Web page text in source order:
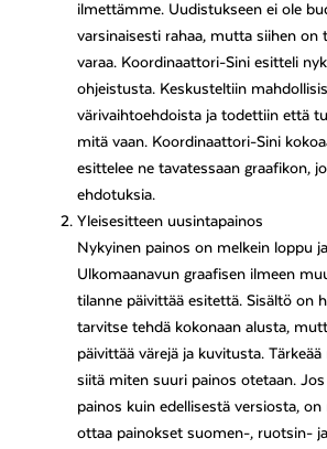
ilmettämme. Uudistukseen ei ole
varsinaisesti rahaa, mutta siihen on
varaa. Koordinaattori-Sini esitteli
ohjeistusta. Keskusteltiin
värivaihtoehdoista ja todettiin että
mitä vaan. Koordinaattori-Sini
esittelee ne tavatessaan graafikon,
ehdotuksia.
Yleisesitteen uusintapainos
Nykyinen painos on melkein loppu
Ulkomaanavun graafisen ilmeen
tilanne päivittää esitettä. Sisältö on
tarvitse tehdä kokonaan alusta,
päivittää värejä ja kuvitusta.
siitä miten suuri painos otetaan.
painos kuin edellisestä versiosta,
ottaa painokset suomen-, ruotsin- ja